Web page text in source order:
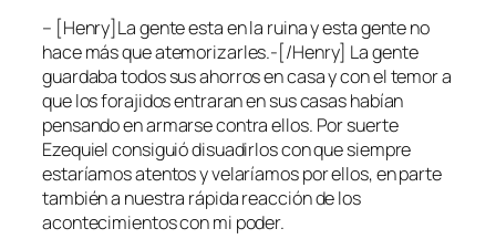
– [Henry]La gente esta en la ruina y esta gente no
hace más que atemorizarles.-[/Henry] La gente
guardaba todos sus ahorros en casa y con el temor a
que los forajidos entraran en sus casas habían
pensando en armarse contra ellos. Por suerte
Ezequiel consiguió disuadirlos con que siempre
estaríamos atentos y velaríamos por ellos, en parte
también a nuestra rápida reacción de los
acontecimientos con mi poder.